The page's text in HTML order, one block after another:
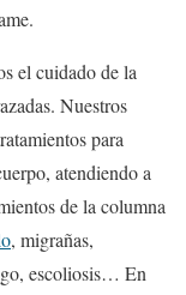
el cuidado de la
Nuestros
para
atendiendo a
de la columna
, migrañas,
escoliosis… En